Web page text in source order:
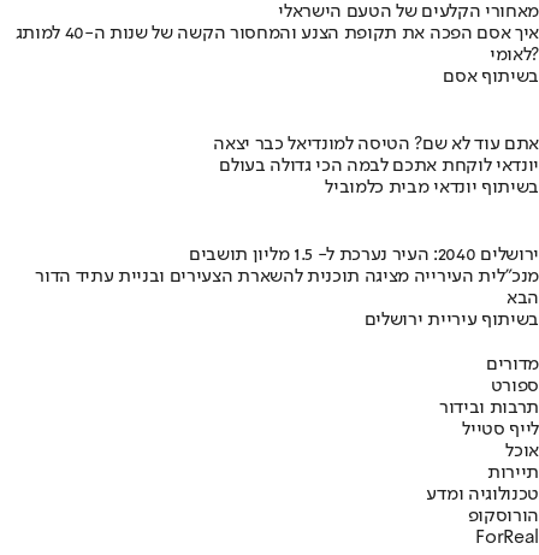
מאחורי הקלעים של הטעם הישראלי
איך אסם הפכה את תקופת הצנע והמחסור הקשה של שנות ה-40 למותג
לאומי?
בשיתוף אסם
אתם עוד לא שם? הטיסה למונדיאל כבר יצאה
יונדאי לוקחת אתכם לבמה הכי גדולה בעולם
בשיתוף יונדאי מבית כלמוביל
ירושלים 2040: העיר נערכת ל- 1.5 מליון תושבים
מנכ"לית העירייה מציגה תוכנית להשארת הצעירים ובניית עתיד הדור
הבא
בשיתוף עיריית ירושלים
מדורים
ספורט
תרבות ובידור
לייף סטייל
אוכל
תיירות
טכנולוגיה ומדע
הורוסקופ
ForReal